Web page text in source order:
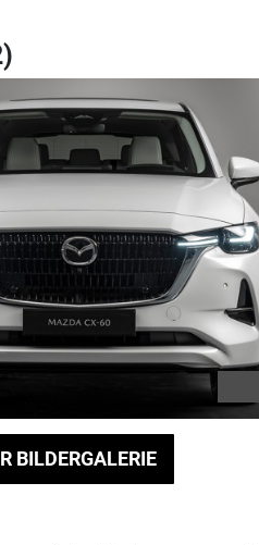
BILDERGALERIE